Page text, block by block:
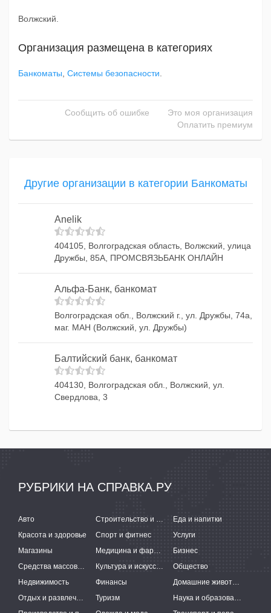
Волжский.
Организация размещена в категориях
Банкоматы Системы безопасности
Сообщить об ошибке
Это моя организация
Оплатить премиум
Другие организации в категории Банкоматы
Anelik
404105, Волгоградская область, Волжский, улица
Дружбы, 85А, ПРОМСВЯЗЬБАНК ОНЛАЙН
Альфа-Банк, банкомат
Волгоградская обл., Волжский г., ул. Дружбы, 74а,
маг. МАН (Волжский, ул. Дружбы)
Балтийский банк, банкомат
404130, Волгоградская обл., Волжский, ул.
Свердлова, 3
РУБРИКИ НА СПРАВКА.РУ
Авто Строительство и ремонт
Еда и напитки
Красота и здоровье
Спорт и фитнес
Услуги
Магазины
Медицина и фармацевтика
Бизнес
Средства массовой информации
Культура и искусство
Общество
Недвижимость
Финансы
Домашние животные
Отдых и развлечения
Туризм
Наука и образование